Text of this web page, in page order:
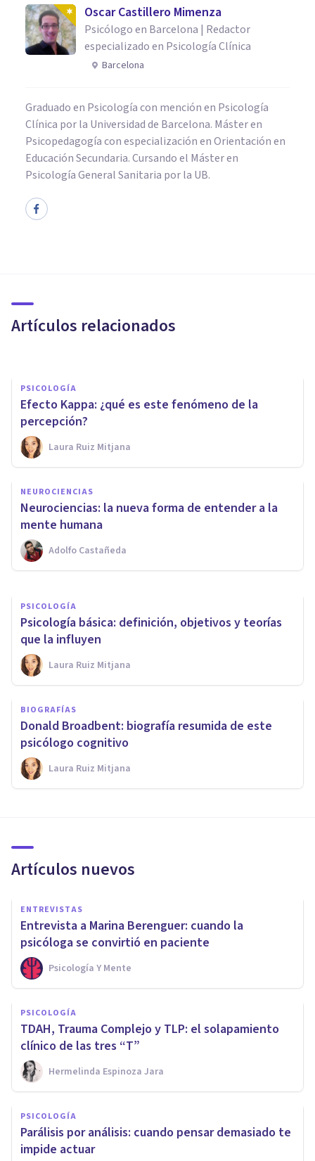
Oscar Castillero Mimenza
Psicólogo en Barcelona | Redactor
especializado en Psicología Clínica
Barcelona
Graduado en Psicología con mención en Psicología
Clínica por la Universidad de Barcelona. Máster en
Psicopedagogía con especialización en Orientación en
Educación Secundaria. Cursando el Máster en
Psicología General Sanitaria por la UB.
Artículos relacionados
superiores
PSICOLOGÍA
Efecto Kappa: ¿qué es este fenómeno de la
percepción?
Laura Ruiz Mitjana
NEUROCIENCIAS
Neurociencias: la nueva forma de entender a la
mente humana
Adolfo Castañeda
PSICOLOGÍA EDUCATIVA Y DEL DESARROLLO
Tríada didáctica:
características y componentes
de este modelo educativo
Laura Ruiz Mitjana
PSICOLOGÍA
Psicología básica: definición, objetivos y teorías
que la influyen
Laura Ruiz Mitjana
BIOGRAFÍAS
Donald Broadbent: biografía resumida de este
psicólogo cognitivo
Laura Ruiz Mitjana
Artículos nuevos
ENTREVISTAS
Entrevista a Marina Berenguer: cuando la
psicóloga se convirtió en paciente
Psicología Y Mente
PSICOLOGÍA
TDAH, Trauma Complejo y TLP: el solapamiento
clínico de las tres “T”
Hermelinda Espinoza Jara
PSICOLOGÍA
Parálisis por análisis: cuando pensar demasiado te
impide actuar